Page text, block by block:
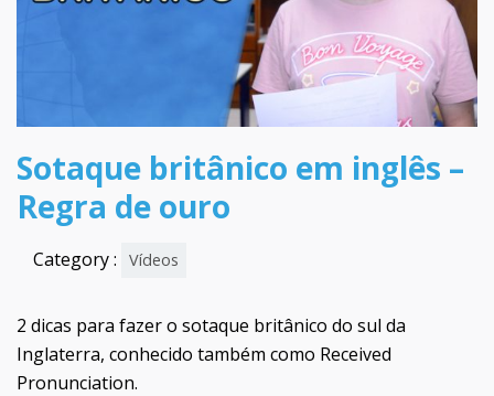
Sotaque britânico em inglês –
Regra de ouro
Category : Vídeos
2 dicas para fazer o sotaque britânico do sul da
Inglaterra, conhecido também como Received
Pronunciation.